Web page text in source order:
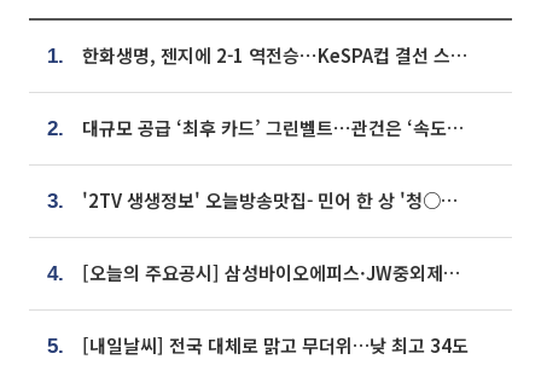
1. 한화생명, 젠지에 2-1 역전승⋯KeSPA컵 결선 스테이지 2 직행
2. 대규모 공급 ‘최후 카드’ 그린벨트⋯관건은 ‘속도’ [주택공급 승부수의 조건]
3. '2TV 생생정보' 오늘방송맛집- 민어 한 상 '청○○○' vs 전복 한 상 '명○'
4. [오늘의 주요공시] 삼성바이오에피스·JW중외제약·한미반도체·SK바이오사이언스 등
5. [내일날씨] 전국 대체로 맑고 무더위…낮 최고 34도